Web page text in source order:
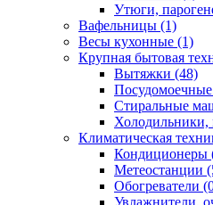
Утюги,
Вафельницы (1)
Весы кухонные (1)
Крупная бытовая
Вытяжки (48)
Стиральные
Холодильники,
Климатическая
Кондиционеры
Метеостанции
Обогреватели